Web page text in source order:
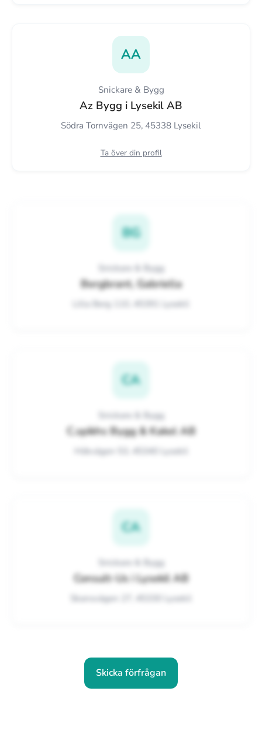
AA
Snickare & Bygg
Az Bygg i Lysekil AB
Södra Tornvägen 25, 45338 Lysekil
Ta över din profil
BG
Snickare & Bygg
Bergbrant, Gabriella
Lilla Berg 110, 45391 Lysekil
CA
Snickare & Bygg
C.spikhs Bygg & Kakel AB
Hökvägen 53, 45340 Lysekil
CA
Snickare & Bygg
Consult-Us i Lysekil AB
Skansvägen 27, 45330 Lysekil
Skicka förfrågan